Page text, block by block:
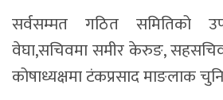
सर्वसम्मत गठित समितिको
वेघा,सचिवमा समीर केरुङ,
कोषाध्यक्षमा टंकप्रसाद माङलाक